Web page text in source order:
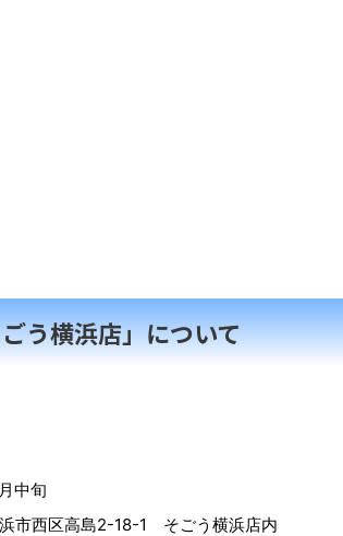
横浜店」について
中旬
市西区高島2-18-1 そごう横浜店内